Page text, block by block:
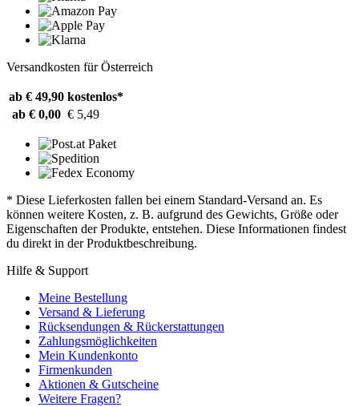
Versandkosten für Österreich
ab € 49,90 kostenlos*
ab € 0,00 € 5,49
* Diese Lieferkosten fallen bei einem Standard-Versand an. Es
können weitere Kosten, z. B. aufgrund des Gewichts, Größe oder
Eigenschaften der Produkte, entstehen. Diese Informationen findest
du direkt in der Produktbeschreibung.
Hilfe & Support
Meine Bestellung
Versand & Lieferung
Rücksendungen & Rückerstattungen
Zahlungsmöglichkeiten
Mein Kundenkonto
Firmenkunden
Aktionen & Gutscheine
Weitere Fragen?